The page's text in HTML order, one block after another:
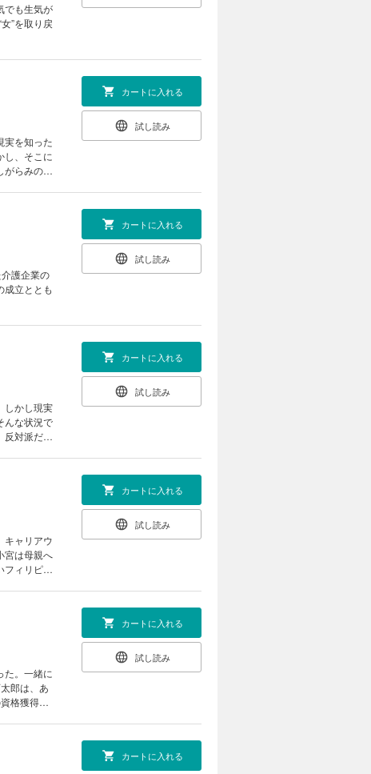
でも生気が
”を取り戻
実を知った
し、そこに
らみの中
カートに入れる
試し読み
護企業の
成立ととも
カートに入れる
試し読み
しかし現実
んな状況で
反対派だっ
カートに入れる
試し読み
キャリアウ
宮は母親へ
フィリピー
カートに入れる
試し読み
た。一緒に
郎は、あ
格獲得に
カートに入れる
試し読み
カートに入れる